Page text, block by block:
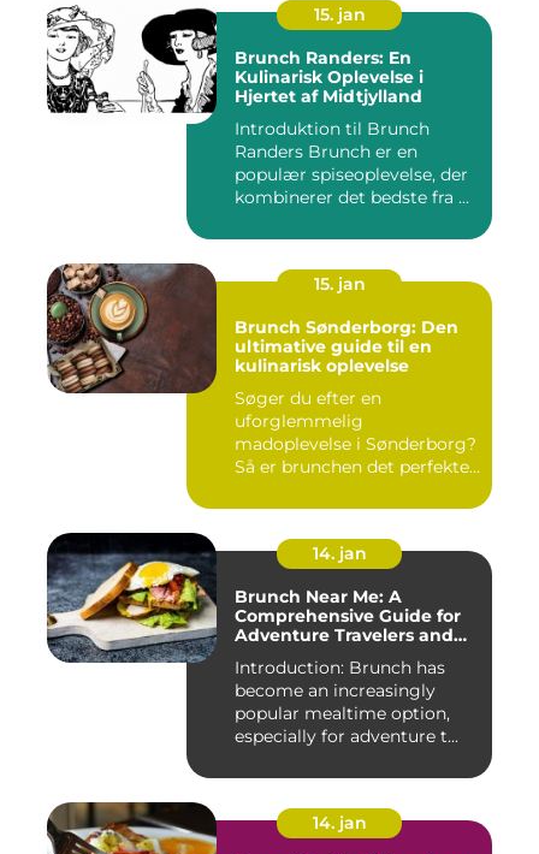
15. jan
Brunch Randers: En
Kulinarisk Oplevelse i
Hjertet af Midtjylland
Introduktion til Brunch
Randers Brunch er en
populær spiseoplevelse, der
kombinerer det bedste fra ...
15. jan
Brunch Sønderborg: Den
ultimative guide til en
kulinarisk oplevelse
Søger du efter en
uforglemmelig
madoplevelse i Sønderborg?
Så er brunchen det perfekte
14. jan
Brunch Near Me: A
Comprehensive Guide for
Adventure Travelers and
Introduction: Brunch has
become an increasingly
popular mealtime option,
especially for adventure t...
14. jan